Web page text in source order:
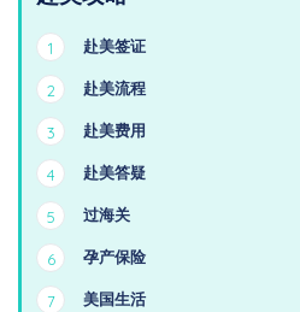
1 赴美签证
2 赴美流程
3 赴美费用
4 赴美答疑
5 过海关
6 孕产保险
7 美国生活